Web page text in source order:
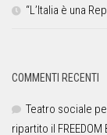
“L’Italia è una
COMMENTI RECENTI
Teatro sociale
ripartito il FREEDOM